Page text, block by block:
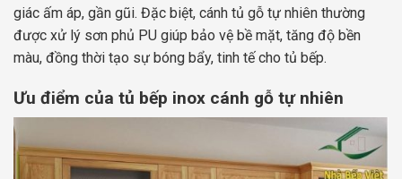
giác ấm áp, gần gũi. Đặc biệt, cánh tủ gỗ tự nhiên thường
được xử lý sơn phủ PU giúp bảo vệ bề mặt, tăng độ bền
màu, đồng thời tạo sự bóng bẩy, tinh tế cho tủ bếp.
Ưu điểm của tủ bếp inox cánh gỗ tự nhiên